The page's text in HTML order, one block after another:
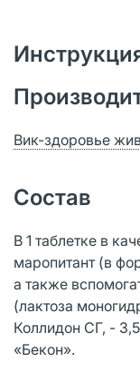
Вик-здоровье
Состав
В 1 таблетке в
маропитант (в
а также
(лактоза
Коллидон СГ, -
«Бекон».